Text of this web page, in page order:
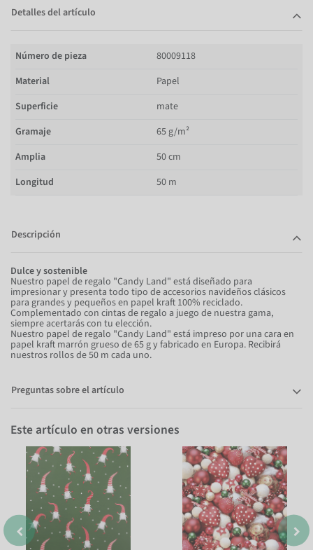
Detalles del artículo
Número de pieza
80009118
Material
Papel
Superficie
mate
Gramaje
65 g/m²
Amplia
50 cm
Longitud
50 m
Descripción
Dulce y sostenible
Nuestro papel de regalo "Candy Land" está diseñado para
impresionar y presenta todo tipo de accesorios navideños clásicos
para grandes y pequeños en papel kraft 100% reciclado.
Complementado con cintas de regalo a juego de nuestra gama,
siempre acertarás con tu elección.
Nuestro papel de regalo "Candy Land" está impreso por una cara en
papel kraft marrón grueso de 65 g y fabricado en Europa. Recibirá
nuestros rollos de 50 m cada uno.
Preguntas sobre el artículo
Este artículo en otras versiones